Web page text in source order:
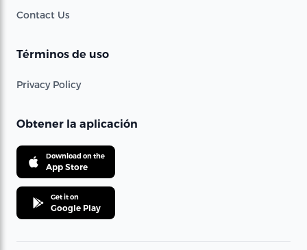
Contact Us
Términos de uso
Privacy Policy
Obtener la aplicación
Download on the
App Store
Get it on
Google Play